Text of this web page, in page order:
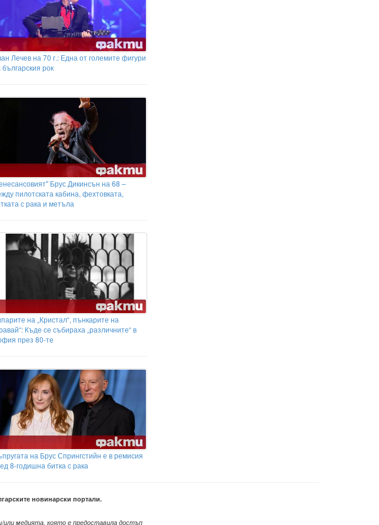
Лечев на 70 г.: Една от големите фигури
българския рок
Брус Дикинсън на 68 –
пилотската кабина, фехтовката,
с рака и метъла
на „Кристал“, пънкарите на
Къде се събираха „различните“ в
през 80-те
на Брус Спрингстийн е в ремисия
8-годишна битка с рака
новинарски портали.
медията, която е предоставила достъп